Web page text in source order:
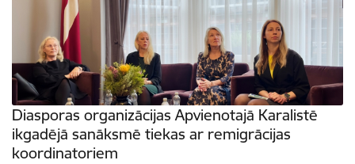
Diasporas organizācijas Apvienotajā Karalistē
ikgadējā sanāksmē tiekas ar remigrācijas
koordinatoriem